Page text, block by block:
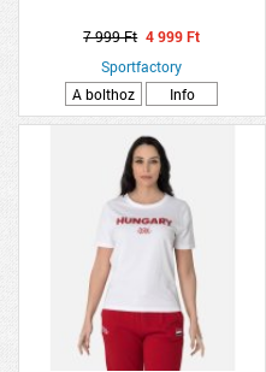
7 999 Ft 4 999 Ft
Sportfactory
A bolthoz
Info